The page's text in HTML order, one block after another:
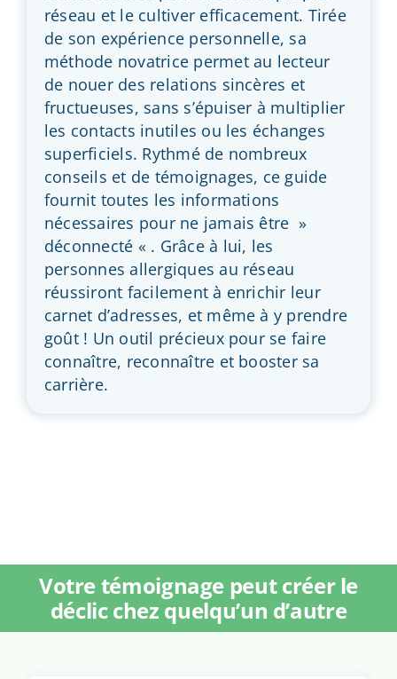
réseau et le cultiver efficacement. Tirée
de son expérience personnelle, sa
méthode novatrice permet au lecteur
de nouer des relations sincères et
fructueuses, sans s’épuiser à multiplier
les contacts inutiles ou les échanges
superficiels. Rythmé de nombreux
conseils et de témoignages, ce guide
fournit toutes les informations
nécessaires pour ne jamais être »
déconnecté « . Grâce à lui, les
personnes allergiques au réseau
réussiront facilement à enrichir leur
carnet d’adresses, et même à y prendre
goût ! Un outil précieux pour se faire
connaître, reconnaître et booster sa
carrière.
Votre témoignage peut créer le
déclic chez quelqu’un d’autre